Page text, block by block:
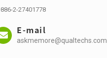
2-27401778
E-mail
askmemore@qualtechs.com